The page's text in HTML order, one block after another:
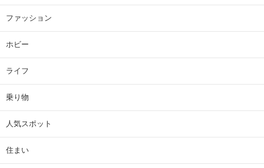
ファッション
ホビー
ライフ
乗り物
人気スポット
住まい